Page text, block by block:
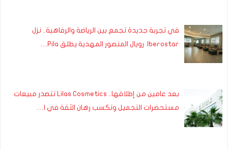
في تجربة جديدة تجمع بين الرياضة والرفاهية.. نزل
Iberostar رويال المنصور المهدية يطلق Pila…
بعد عامين من إطلاقها.. Lilas Cosmetics تتصدر مبيعات
مستحضرات التجميل وتكسب رهان الثقة في ا…